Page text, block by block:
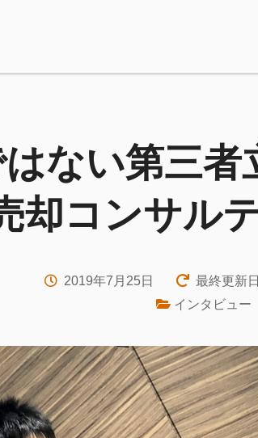
ない第三
却コンサル
2019年7月25日
最終更新
インタビュー